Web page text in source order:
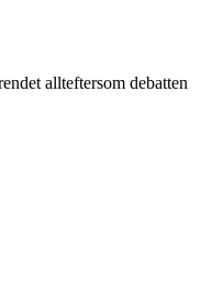
allteftersom debatten